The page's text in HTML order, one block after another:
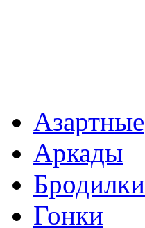
Азартные
Аркады
Бродилки
Гонки